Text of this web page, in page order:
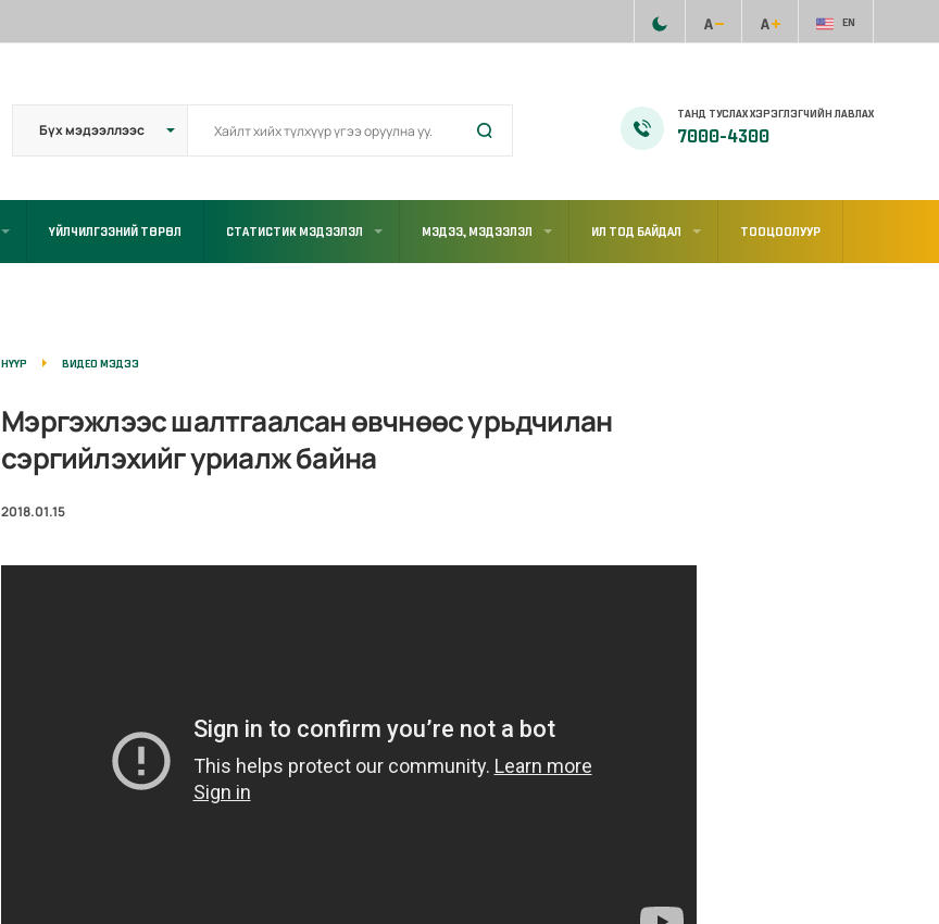
EN
ТАНД ТУСЛАХ ХЭРЭГЛЭГЧИЙН ЛАВЛАХ
7000-4300
ҮЙЛЧИЛГЭЭНИЙ ТӨРӨЛ СТАТИСТИК МЭДЭЭЛЭЛ МЭДЭЭ, МЭДЭЭЛЭЛ ИЛ ТОД БАЙДАЛ ТООЦООЛУУР
НҮҮР ВИДЕО МЭДЭЭ
Мэргэжлээс шалтгаалсан өвчнөөс урьдчилан
сэргийлэхийг уриалж байна
2018.01.15